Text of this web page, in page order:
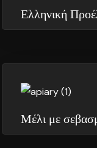
Ελληνική
Μέλι με